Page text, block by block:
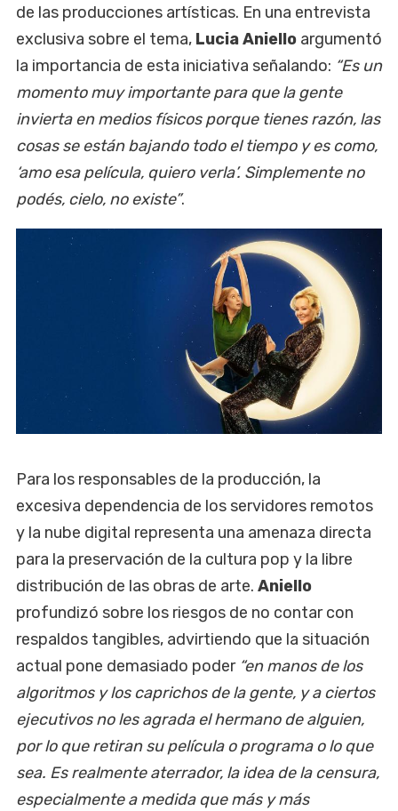
de las producciones artísticas. En una entrevista
exclusiva sobre el tema, Lucia Aniello argumentó
la importancia de esta iniciativa señalando: “Es un
momento muy importante para que la gente
invierta en medios físicos porque tienes razón, las
cosas se están bajando todo el tiempo y es como,
‘amo esa película, quiero verla’. Simplemente no
podés, cielo, no existe”.
Para los responsables de la producción, la
excesiva dependencia de los servidores remotos
y la nube digital representa una amenaza directa
para la preservación de la cultura pop y la libre
distribución de las obras de arte. Aniello
profundizó sobre los riesgos de no contar con
respaldos tangibles, advirtiendo que la situación
actual pone demasiado poder “en manos de los
algoritmos y los caprichos de la gente, y a ciertos
ejecutivos no les agrada el hermano de alguien,
por lo que retiran su película o programa o lo que
sea. Es realmente aterrador, la idea de la censura,
especialmente a medida que más y más